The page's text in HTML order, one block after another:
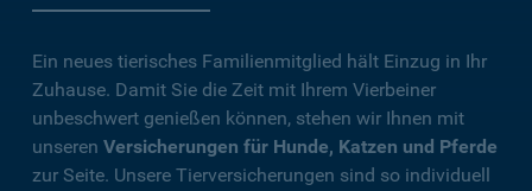
Ein neues tierisches Familienmitglied hält Einzug in Ihr
Zuhause. Damit Sie die Zeit mit Ihrem Vierbeiner
unbeschwert genießen können, stehen wir Ihnen mit
unseren Versicherungen für Hunde, Katzen und Pferde
zur Seite. Unsere Tierversicherungen sind so individuell